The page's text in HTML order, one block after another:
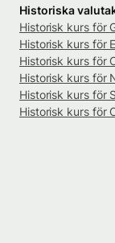
Historiska
Historisk kurs för
Historisk kurs för
Historisk kurs för
Historisk kurs för
Historisk kurs för
Historisk kurs för